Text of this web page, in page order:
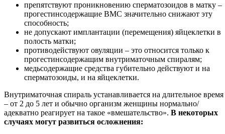
препятствуют проникновению сперматозоидов в матку –
прогестинсодержащие ВМС значительно снижают эту
способность;
не допускают имплантации (перемещения) яйцеклетки в
полость матки;
противодействуют овуляции – это относится только к
прогестинсодержащим внутриматочным спиралям;
медьсодержащие средства губительно действуют и на
сперматозоиды, и на яйцеклетки.
Внутриматочная спираль устанавливается на длительное время
– от 2 до 5 лет и обычно организм женщины нормально/
адекватно реагирует на такое «вмешательство». В некоторых
случаях могут развиться осложнения: